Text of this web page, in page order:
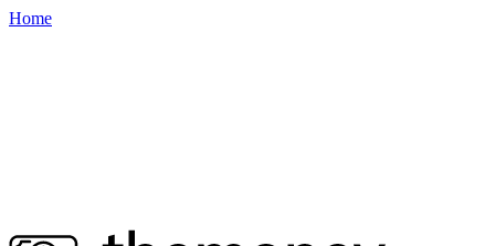
Home